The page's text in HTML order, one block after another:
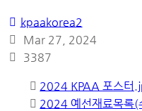
kpaakorea2
Mar 27, 2024
3387
2024 KPAA 포스터
2024 예선재료목록